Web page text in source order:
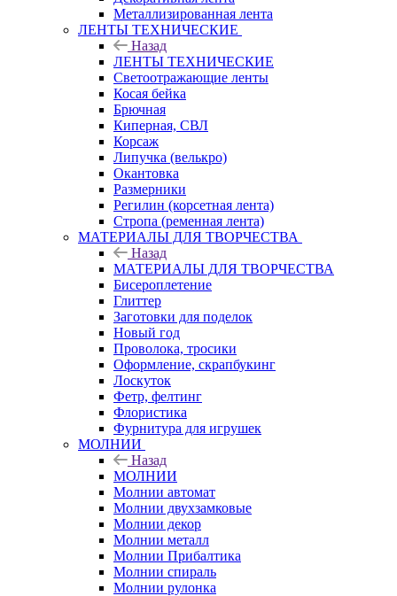
Металлизированная лента
ЛЕНТЫ ТЕХНИЧЕСКИЕ
Назад
ЛЕНТЫ ТЕХНИЧЕСКИЕ
Светоотражающие ленты
Косая бейка
Брючная
Киперная, СВЛ
Корсаж
Липучка (велькро)
Окантовка
Размерники
Регилин (корсетная лента)
Стропа (ременная лента)
МАТЕРИАЛЫ ДЛЯ ТВОРЧЕСТВА
Назад
МАТЕРИАЛЫ ДЛЯ ТВОРЧЕСТВА
Бисероплетение
Глиттер
Заготовки для поделок
Новый год
Проволока, тросики
Оформление, скрапбукинг
Лоскуток
Фетр, фелтинг
Флористика
Фурнитура для игрушек
МОЛНИИ
Назад
МОЛНИИ
Молнии автомат
Молнии двухзамковые
Молнии декор
Молнии металл
Молнии Прибалтика
Молнии спираль
Молнии рулонка